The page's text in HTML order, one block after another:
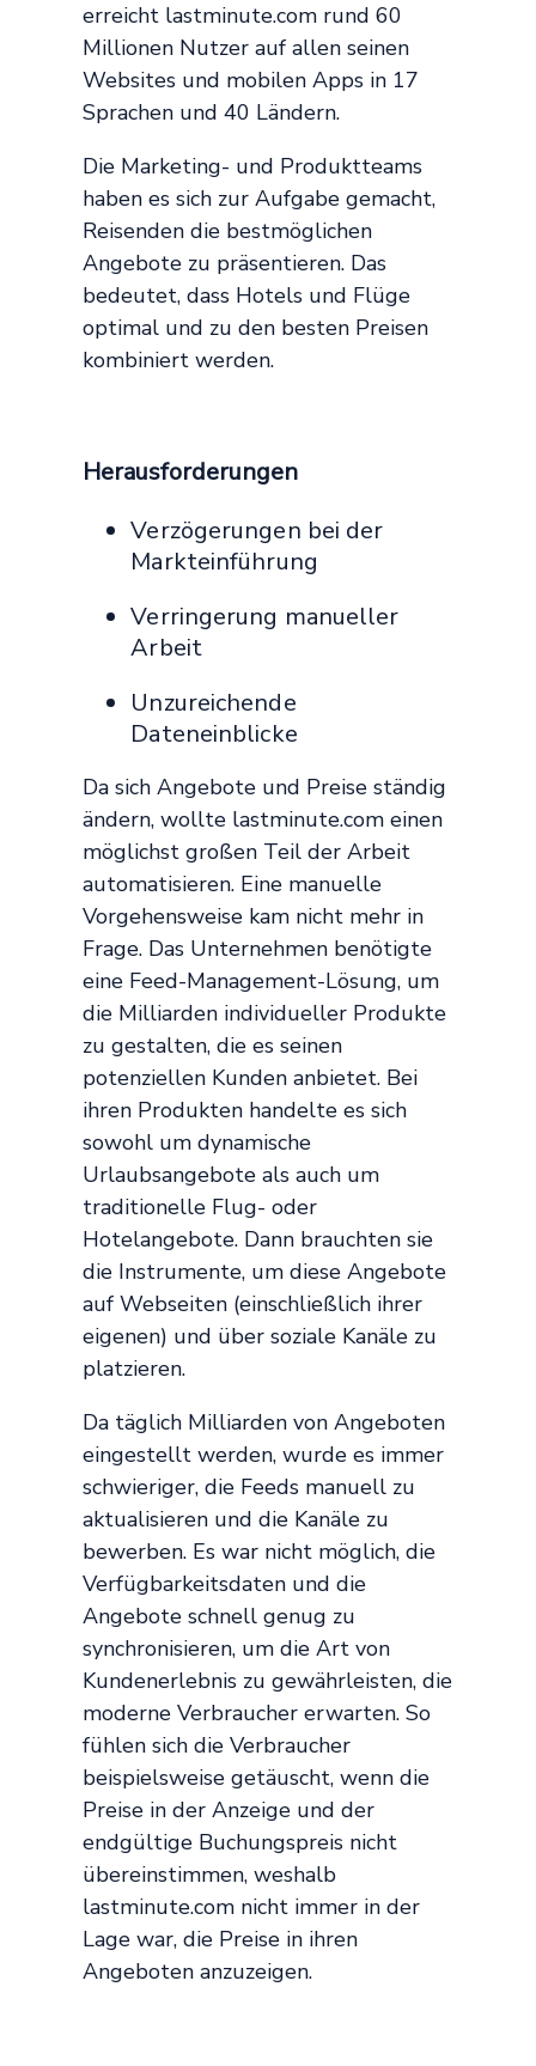
erreicht lastminute.com rund 60
Millionen Nutzer auf allen seinen
Websites und mobilen Apps in 17
Sprachen und 40 Ländern.
Die Marketing- und Produktteams
haben es sich zur Aufgabe gemacht,
Reisenden die bestmöglichen
Angebote zu präsentieren. Das
bedeutet, dass Hotels und Flüge
optimal und zu den besten Preisen
kombiniert werden.
Herausforderungen
Verzögerungen bei der
Markteinführung
Verringerung manueller
Arbeit
Unzureichende
Dateneinblicke
Da sich Angebote und Preise ständig
ändern, wollte lastminute.com einen
möglichst großen Teil der Arbeit
automatisieren. Eine manuelle
Vorgehensweise kam nicht mehr in
Frage. Das Unternehmen benötigte
eine Feed-Management-Lösung, um
die Milliarden individueller Produkte
zu gestalten, die es seinen
potenziellen Kunden anbietet. Bei
ihren Produkten handelte es sich
sowohl um dynamische
Urlaubsangebote als auch um
traditionelle Flug- oder
Hotelangebote. Dann brauchten sie
die Instrumente, um diese Angebote
auf Webseiten (einschließlich ihrer
eigenen) und über soziale Kanäle zu
platzieren.
Da täglich Milliarden von Angeboten
eingestellt werden, wurde es immer
schwieriger, die Feeds manuell zu
aktualisieren und die Kanäle zu
bewerben. Es war nicht möglich, die
Verfügbarkeitsdaten und die
Angebote schnell genug zu
synchronisieren, um die Art von
Kundenerlebnis zu gewährleisten, die
moderne Verbraucher erwarten. So
fühlen sich die Verbraucher
beispielsweise getäuscht, wenn die
Preise in der Anzeige und der
endgültige Buchungspreis nicht
übereinstimmen, weshalb
lastminute.com nicht immer in der
Lage war, die Preise in ihren
Angeboten anzuzeigen.